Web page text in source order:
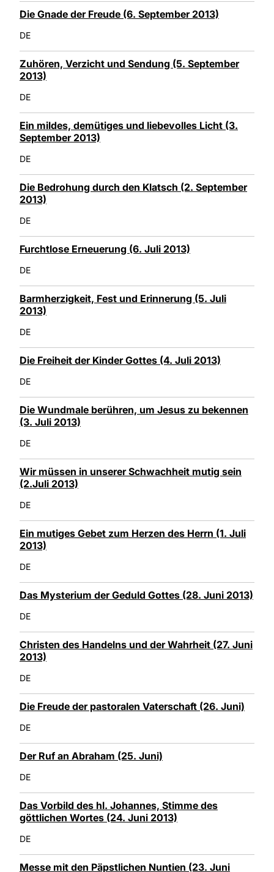
Die Gnade der Freude (6. September 2013)
DE
Zuhören, Verzicht und Sendung (5. September
2013)
DE
Ein mildes, demütiges und liebevolles Licht (3.
September 2013)
DE
Die Bedrohung durch den Klatsch (2. September
2013)
DE
Furchtlose Erneuerung (6. Juli 2013)
DE
Barmherzigkeit, Fest und Erinnerung (5. Juli
2013)
DE
Die Freiheit der Kinder Gottes (4. Juli 2013)
DE
Die Wundmale berühren, um Jesus zu bekennen
(3. Juli 2013)
DE
Wir müssen in unserer Schwachheit mutig sein
(2.Juli 2013)
DE
Ein mutiges Gebet zum Herzen des Herrn (1. Juli
2013)
DE
Das Mysterium der Geduld Gottes (28. Juni 2013)
DE
Christen des Handelns und der Wahrheit (27. Juni
2013)
DE
Die Freude der pastoralen Vaterschaft (26. Juni)
DE
Der Ruf an Abraham (25. Juni)
DE
Das Vorbild des hl. Johannes, Stimme des
göttlichen Wortes (24. Juni 2013)
DE
Messe mit den Päpstlichen Nuntien (23. Juni